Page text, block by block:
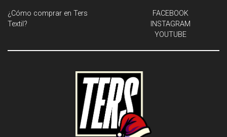
¿Cómo comprar en Ters
Textil?
FACEBOOK
INSTAGRAM
YOUTUBE